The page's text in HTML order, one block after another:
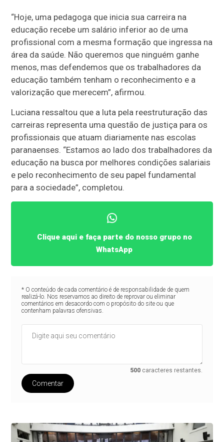
“Hoje, uma pedagoga que inicia sua carreira na
educação recebe um salário inferior ao de uma
profissional com a mesma formação que ingressa na
área da saúde. Não queremos que ninguém ganhe
menos, mas defendemos que os trabalhadores da
educação também tenham o reconhecimento e a
valorização que merecem”, afirmou.
Luciana ressaltou que a luta pela reestruturação das
carreiras representa uma questão de justiça para os
profissionais que atuam diariamente nas escolas
paranaenses. “Estamos ao lado dos trabalhadores da
educação na busca por melhores condições salariais
e pelo reconhecimento de seu papel fundamental
para a sociedade”, completou.
Clique aqui e faça parte do nosso grupo no
WhatsApp
* O conteúdo de cada comentário é de responsabilidade de quem
realizá-lo. Nos reservamos ao direito de reprovar ou eliminar
comentários em desacordo com o propósito do site ou que
contenham palavras ofensivas.
500 caracteres restantes.
Comentar